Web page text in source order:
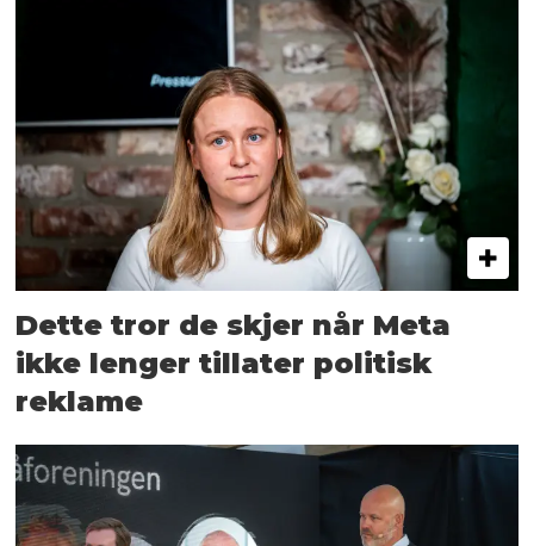
Dette tror de skjer når Meta
ikke lenger tillater politisk
reklame